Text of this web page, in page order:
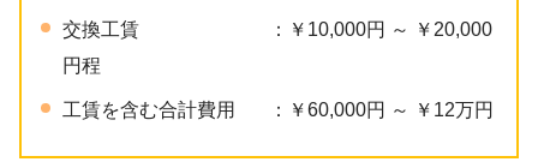
交換工賃 ：￥10,000円 ～ ￥20,000
円程
工賃を含む合計費用 ：￥60,000円 ～ ￥12万円